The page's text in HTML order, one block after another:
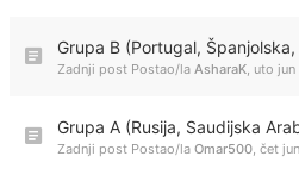
Grupa B (Portugal,
Zadnji post Postao/la AsharaK, uto jun
Grupa A (Rusija, Saudijska
Zadnji post Postao/la Omar500, čet